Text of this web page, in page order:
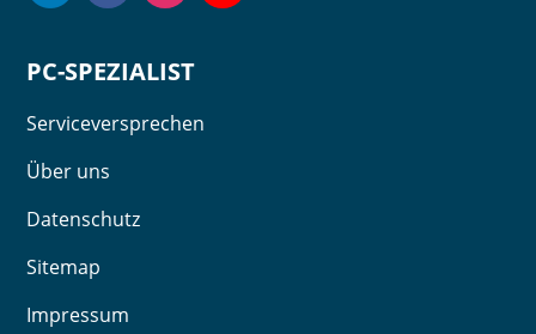
PC-SPEZIALIST
Serviceversprechen
Über uns
Datenschutz
Sitemap
Impressum